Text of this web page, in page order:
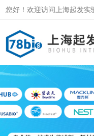
您好！欢迎访问上海起发实